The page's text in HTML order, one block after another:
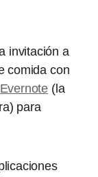
invitación a
comida con
Evernote (la
para